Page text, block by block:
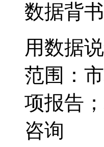
数据背书
用数据
范围：
项报告
咨询